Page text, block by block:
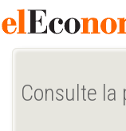
Consulte la